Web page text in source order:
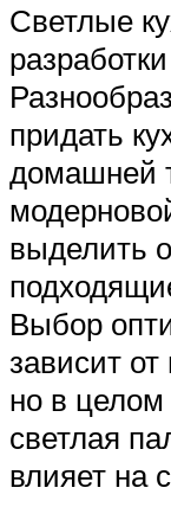
Светлые
придать
домашней
выделить
Выбор
зависит
но в
светлая
влияет на